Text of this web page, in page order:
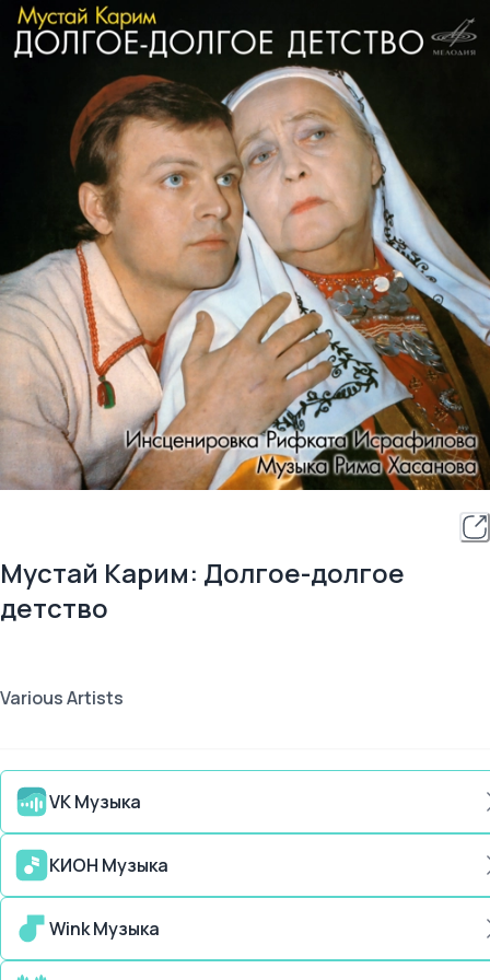
Мустай Карим: Долгое-долгое
детство
Various Artists
VK Музыка
КИОН Музыка
Wink Музыка